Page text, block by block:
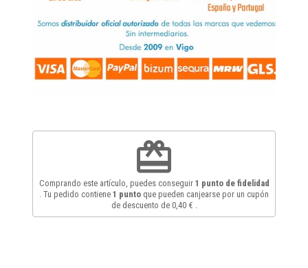
redeem
Comprando este artículo, puedes conseguir 1 punto de fidelidad
. Tu pedido contiene 1 punto que pueden canjearse por un cupón
de descuento de 0,40 €